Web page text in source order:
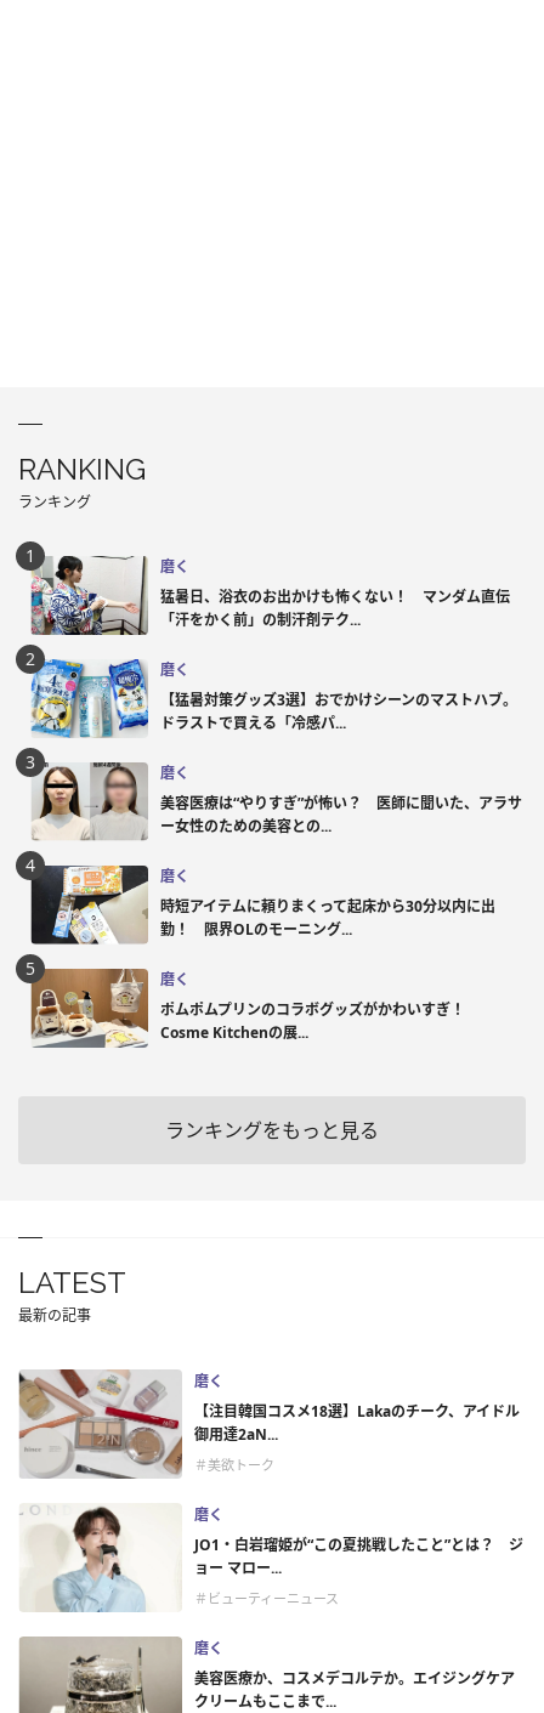
RANKING
ランキング
磨く
猛暑日、浴衣のお出かけも怖くない！ マンダム直伝
「汗をかく前」の制汗剤テク...
磨く
【猛暑対策グッズ3選】おでかけシーンのマストハブ。
ドラストで買える「冷感パ...
磨く
美容医療は“やりすぎ”が怖い？ 医師に聞いた、アラサ
ー女性のための美容との...
磨く
時短アイテムに頼りまくって起床から30分以内に出
勤！ 限界OLのモーニング...
磨く
ポムポムプリンのコラボグッズがかわいすぎ！
Cosme Kitchenの展...
ランキングをもっと見る
LATEST
最新の記事
磨く
【注目韓国コスメ18選】Lakaのチーク、アイドル
御用達2aN...
＃美欲トーク
磨く
JO1・白岩瑠姫が“この夏挑戦したこと”とは？ ジ
ョー マロー...
＃ビューティーニュース
磨く
美容医療か、コスメデコルテか。エイジングケア
クリームもここまで...